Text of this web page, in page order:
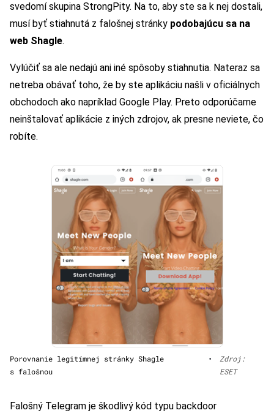
svedomí skupina StrongPity. Na to, aby ste sa k nej dostali,
musí byť stiahnutá z falošnej stránky podobajúcu sa na
web Shagle.
Vylúčiť sa ale nedajú ani iné spôsoby stiahnutia. Nateraz sa
netreba obávať toho, že by ste aplikáciu našli v oficiálnych
obchodoch ako napríklad Google Play. Preto odporúčame
neinštalovať aplikácie z iných zdrojov, ak presne neviete, čo
robíte.
Porovnanie legitímnej stránky Shagle
s falošnou
•
Zdroj:
ESET
Falošný Telegram je škodlivý kód typu backdoor